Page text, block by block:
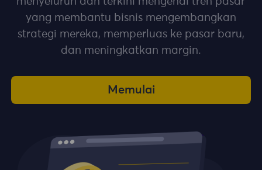
yang membantu bisnis mengembangkan
strategi mereka, memperluas ke pasar baru,
dan meningkatkan margin.
Memulai